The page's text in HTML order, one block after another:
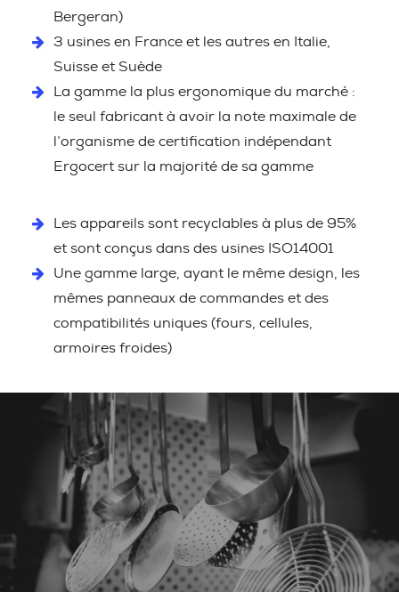
Bergeran)
3 usines en France et les autres en Italie,
Suisse et Suède
La gamme la plus ergonomique du marché :
le seul fabricant à avoir la note maximale de
l’organisme de certification indépendant
Ergocert sur la majorité de sa gamme
Les appareils sont recyclables à plus de 95%
et sont conçus dans des usines ISO14001
Une gamme large, ayant le même design, les
mêmes panneaux de commandes et des
compatibilités uniques (fours, cellules,
armoires froides)